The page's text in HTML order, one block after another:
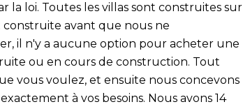
la loi. Toutes les villas sont construites sur
avant que nous ne
il n'y a aucune option pour acheter une
ou en cours de construction. Tout
vous voulez, et ensuite nous concevons
à vos besoins. Nous avons 14